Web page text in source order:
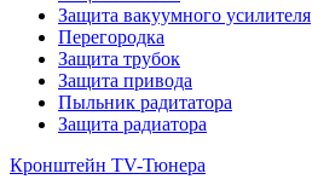
Защита вакуумного усилителя
Перегородка
Защита трубок
Защита привода
Пыльник радитатора
Защита радиатора
Кронштейн TV-Тюнера